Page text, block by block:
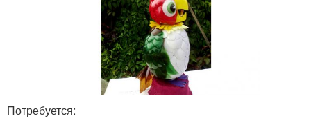
Потребуется: